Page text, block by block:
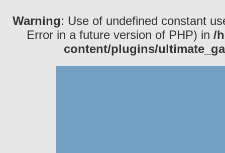
Warning: Use of undefined constant
Error in a future version of PHP) in /
content/plugins/